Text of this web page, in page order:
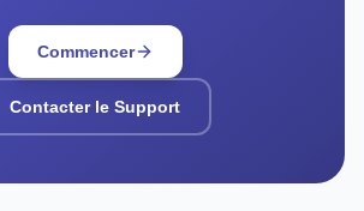
Commencer
Contacter le Support